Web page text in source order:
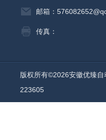
邮箱：
传真：
版权所有©2026安徽优臻
223605